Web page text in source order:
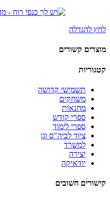
לחץ להגדלה
מוצרים קשורים
קטגוריות
תשמישי קדושה
משחקים
מחנאות
ספרי קודש
ספרי לימוד
ציוד לביה"ס וגן
למשרד
יצירה
יודאיקה
קישורים חשובים